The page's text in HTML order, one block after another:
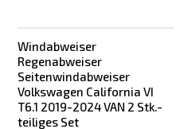
Windabweiser
Regenabweiser
Seitenwindabweiser
Volkswagen California VI
T6.1 2019-2024 VAN 2 Stk.-
teiliges Set